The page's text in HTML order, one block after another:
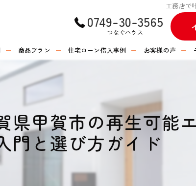
工務店で
0749-30-3565
つなぐハウス
商品プラン 住宅ローン借入事例 お客様の声
県甲賀市の再生可能
門と選び方ガイド